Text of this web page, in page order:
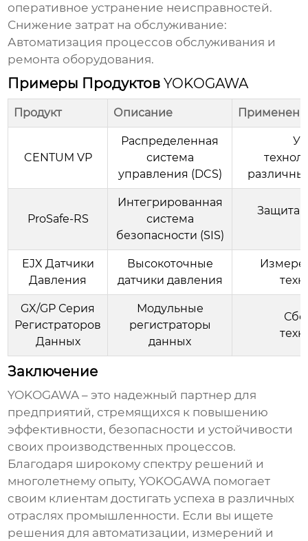
оперативное устранение неисправностей.
Снижение затрат на обслуживание:
Автоматизация процессов обслуживания и
ремонта оборудования.
Примеры ПродуктовYOKOGAWA
Продукт Описание
CENTUM VP
Распределенная
система
управления (DCS)
ProSafe-RS
Интегрированная
система
безопасности (SIS)
Защита
EJX Датчики
Давления
Высокоточные
датчики давления
GX/GP Серия
Регистраторов
Данных
Модульные
регистраторы
данных
Заключение
YOKOGAWA – это надежный партнер для
предприятий, стремящихся к повышению
эффективности, безопасности и устойчивости
своих производственных процессов.
Благодаря широкому спектру решений и
многолетнему опыту,YOKOGAWA помогает
своим клиентам достигать успеха в различных
отраслях промышленности. Если вы ищете
решения для автоматизации, измерений и